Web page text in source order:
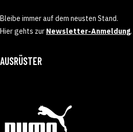
Bleibe immer auf dem neusten Stand.
Hier gehts zur Newsletter-Anmeldung.
AUSRÜSTER